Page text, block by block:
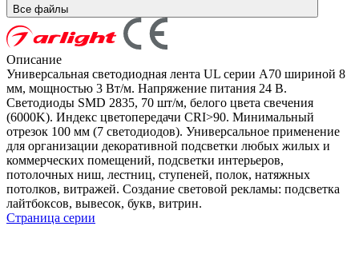
Все файлы
Описание
Универсальная светодиодная лента UL серии A70 шириной 8
мм, мощностью 3 Вт/м. Напряжение питания 24 В.
Светодиоды SMD 2835, 70 шт/м, белого цвета свечения
(6000K). Индекс цветопередачи CRI>90. Минимальный
отрезок 100 мм (7 светодиодов). Универсальное применение
для организации декоративной подсветки любых жилых и
коммерческих помещений, подсветки интерьеров,
потолочных ниш, лестниц, ступеней, полок, натяжных
потолков, витражей. Создание световой рекламы: подсветка
лайтбоксов, вывесок, букв, витрин.
Страница серии